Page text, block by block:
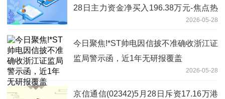
28日主力资金净买入196.38万元-焦点热
2026-05-28
今日聚焦!*ST帅电因信披不准确收浙江证
监局警示函，近1年无研报覆盖
2026-05-28
京信通信(02342)5月28日斥资17.16万港